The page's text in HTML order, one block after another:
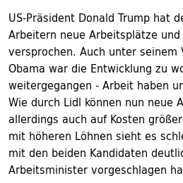
US-Präsident Donald Trump hat
Arbeitern neue Arbeitsplätze
versprochen. Auch unter seinem
Obama war die Entwicklung zu
weitergegangen - Arbeit haben
Wie durch Lidl können nun neue
allerdings auch auf Kosten
mit höheren Löhnen sieht es
mit den beiden Kandidaten
Arbeitsminister vorgeschlagen